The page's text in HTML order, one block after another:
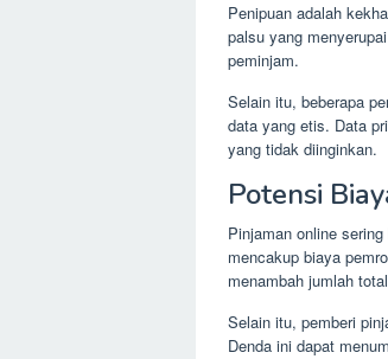
Penipuan adalah
palsu yang
peminjam.
Selain itu, beberapa
data yang etis. Data
yang tidak diinginkan.
Potensi
Pinjaman online
mencakup biaya
menambah jumlah
Selain itu, pemberi
Denda ini dapat